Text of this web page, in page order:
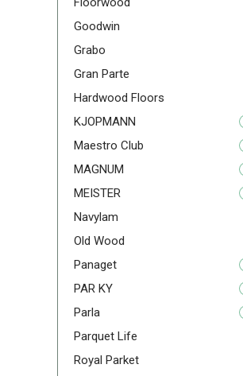
Goodwin
Grabo
Gran Parte
Hardwood Floors
KJOPMANN
Maestro Club
MAGNUM
MEISTER
Navylam
Old Wood
Panaget
PAR KY
Parla
Parquet Life
Royal Parket